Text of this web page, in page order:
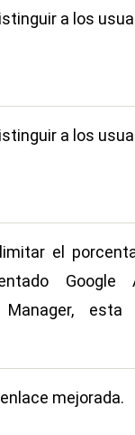
a los
a los
el
Google
Manager,
mejorada.